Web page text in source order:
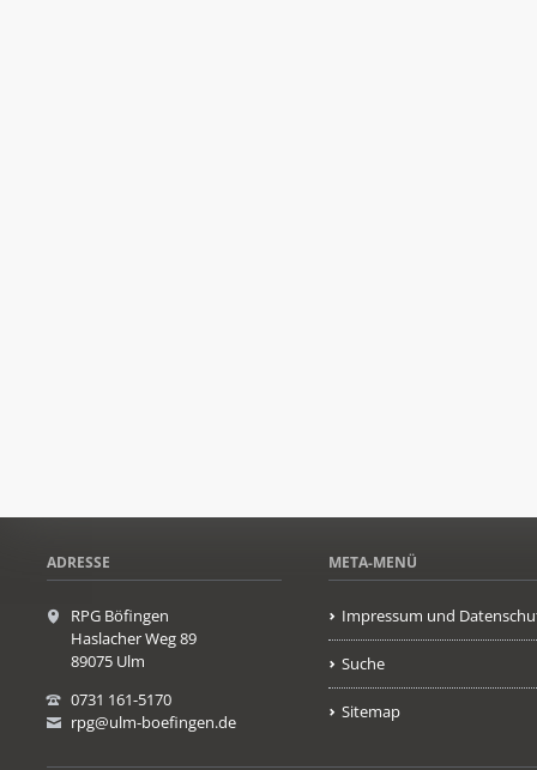
ADRESSE
RPG Böfingen
Haslacher Weg 89
89075 Ulm
0731 161-5170
rpg@ulm-boefingen.de
META-MENÜ
Impressum und
Suche
Sitemap